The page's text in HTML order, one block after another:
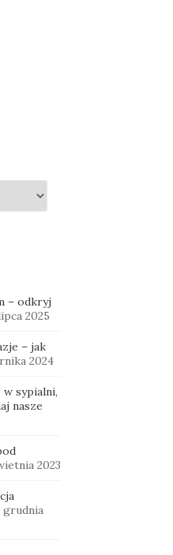
– odkryj
2025
– jak
2024
sypialni,
nasze
2023
grudnia